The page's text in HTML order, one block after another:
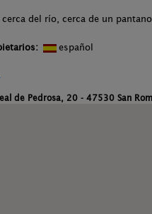
del río, cerca de un
español
de Pedrosa, 20 - 47530 San